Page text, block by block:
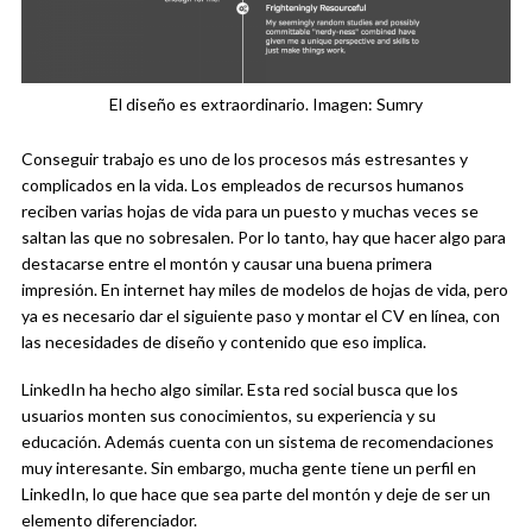
El diseño es extraordinario. Imagen: Sumry
Conseguir trabajo es uno de los procesos más estresantes y
complicados en la vida. Los empleados de recursos humanos
reciben varias hojas de vida para un puesto y muchas veces se
saltan las que no sobresalen. Por lo tanto, hay que hacer algo para
destacarse entre el montón y causar una buena primera
impresión. En internet hay miles de modelos de hojas de vida, pero
ya es necesario dar el siguiente paso y montar el CV en línea, con
las necesidades de diseño y contenido que eso implica.
LinkedIn ha hecho algo similar. Esta red social busca que los
usuarios monten sus conocimientos, su experiencia y su
educación. Además cuenta con un sistema de recomendaciones
muy interesante. Sin embargo, mucha gente tiene un perfil en
LinkedIn, lo que hace que sea parte del montón y deje de ser un
elemento diferenciador.